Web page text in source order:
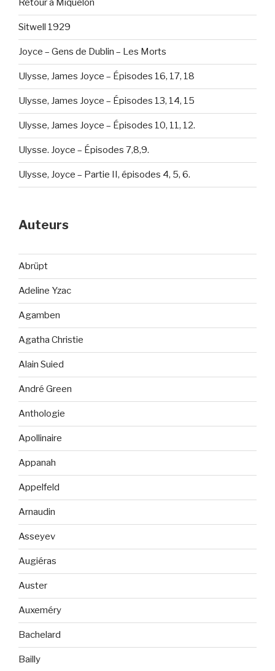
Retour à Miquelon
Sitwell 1929
Joyce – Gens de Dublin – Les Morts
Ulysse, James Joyce – Épisodes 16, 17, 18
Ulysse, James Joyce – Épisodes 13, 14, 15
Ulysse, James Joyce – Épisodes 10, 11, 12.
Ulysse. Joyce – Épisodes 7,8,9.
Ulysse, Joyce – Partie II, épisodes 4, 5, 6.
Auteurs
Abrüpt
Adeline Yzac
Agamben
Agatha Christie
Alain Suied
André Green
Anthologie
Apollinaire
Appanah
Appelfeld
Arnaudin
Asseyev
Augiéras
Auster
Auxeméry
Bachelard
Bailly